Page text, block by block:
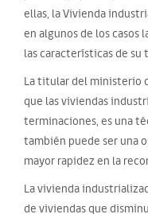
ellas, la Vivienda
en algunos de los casos
las características de su
La titular del ministerio
que las viviendas
terminaciones, es una
también puede ser una
mayor rapidez en la
La vivienda
de viviendas que